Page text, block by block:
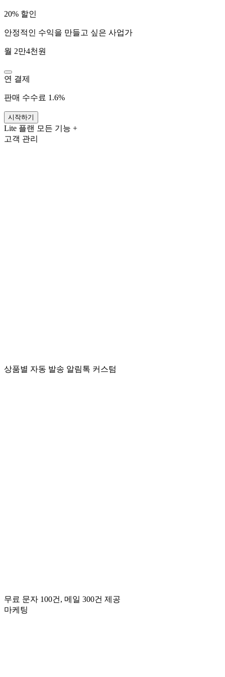
20% 할인
안정적인 수익을 만들고 싶은 사업가
월 2만4천원
연 결제
판매 수수료 1.6%
시작하기
Lite 플랜 모든 기능 +
고객 관리
상품별 자동 발송 알림톡 커스텀
무료 문자 100건, 메일 300건 제공
마케팅